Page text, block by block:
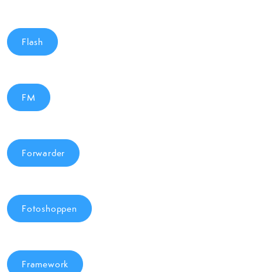
Flash
FM
Forwarder
Fotoshoppen
Framework